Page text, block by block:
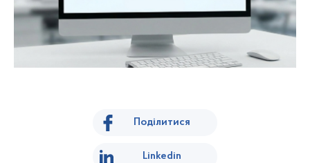
Поділитися
Linkedin